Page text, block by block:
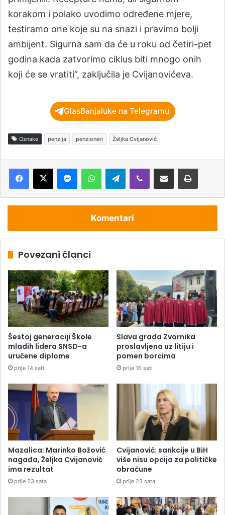
korakom i polako uvodimo određene mjere,
testiramo one koje su na snazi i pravimo bolji
ambijent. Sigurna sam da će u roku od četiri-pet
godina kada zatvorimo ciklus biti mnogo onih
koji će se vratiti”, zaključila je Cvijanovićeva.
GlasBanjaluke na Telegramu
Oznake penzija penzioneri Željka Cvijanović
Telegram
Komentari
Povezani članci
Šestoj generaciji Škole
mladih lidera SNSD-a
uručene diplome
prije 14 sati
Slava grada Zvornika
proslavljena uz litiju i
pomen borcima
prije 16 sati
Mazalica: Marinko Božović
nagađa, Željka Cvijanović
ima rezultat
prije 23 sata
Cvijanović: sankcije u BiH
više nisu opcija za političke
obračune
prije 23 sata